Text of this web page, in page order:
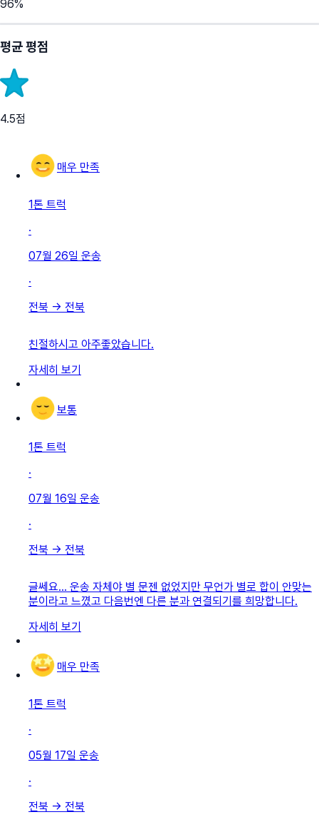
96%
평균 평점
4.5점
매우 만족
1톤 트럭
·
07월 26일 운송
·
전북 → 전북
친절하시고 아주좋았습니다.
자세히 보기
보통
1톤 트럭
·
07월 16일 운송
·
전북 → 전북
글쎄요... 운송 자체야 별 문젠 없었지만 무언가 별로 합이 안맞는
분이라고 느꼈고 다음번엔 다른 분과 연결되기를 희망합니다.
자세히 보기
매우 만족
1톤 트럭
·
05월 17일 운송
·
전북 → 전북